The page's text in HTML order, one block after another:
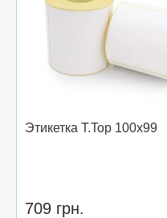
Этикетка T.Top 100x99
709 грн.